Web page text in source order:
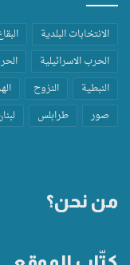
الانتخابات البلدية
الحرب الاسرائيلية
النبطية
النزوح
صور
طرابلس
من نحن؟